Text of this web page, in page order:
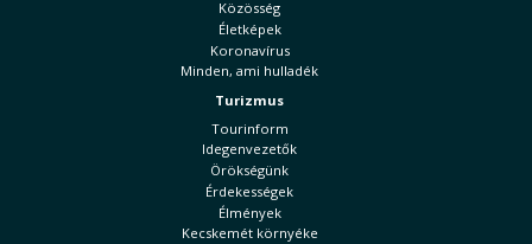
Közösség
Életképek
Koronavírus
Minden, ami hulladék
Turizmus
Tourinform
Idegenvezetők
Örökségünk
Érdekességek
Élmények
Kecskemét környéke